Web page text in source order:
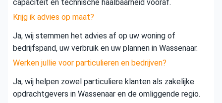
capaciteit en technische haalbaarheid vooraf.
Krijg ik advies op maat?
Ja, wij stemmen het advies af op uw woning of
bedrijfspand, uw verbruik en uw plannen in Wassenaar.
Werken jullie voor particulieren en bedrijven?
Ja, wij helpen zowel particuliere klanten als zakelijke
opdrachtgevers in Wassenaar en de omliggende regio.